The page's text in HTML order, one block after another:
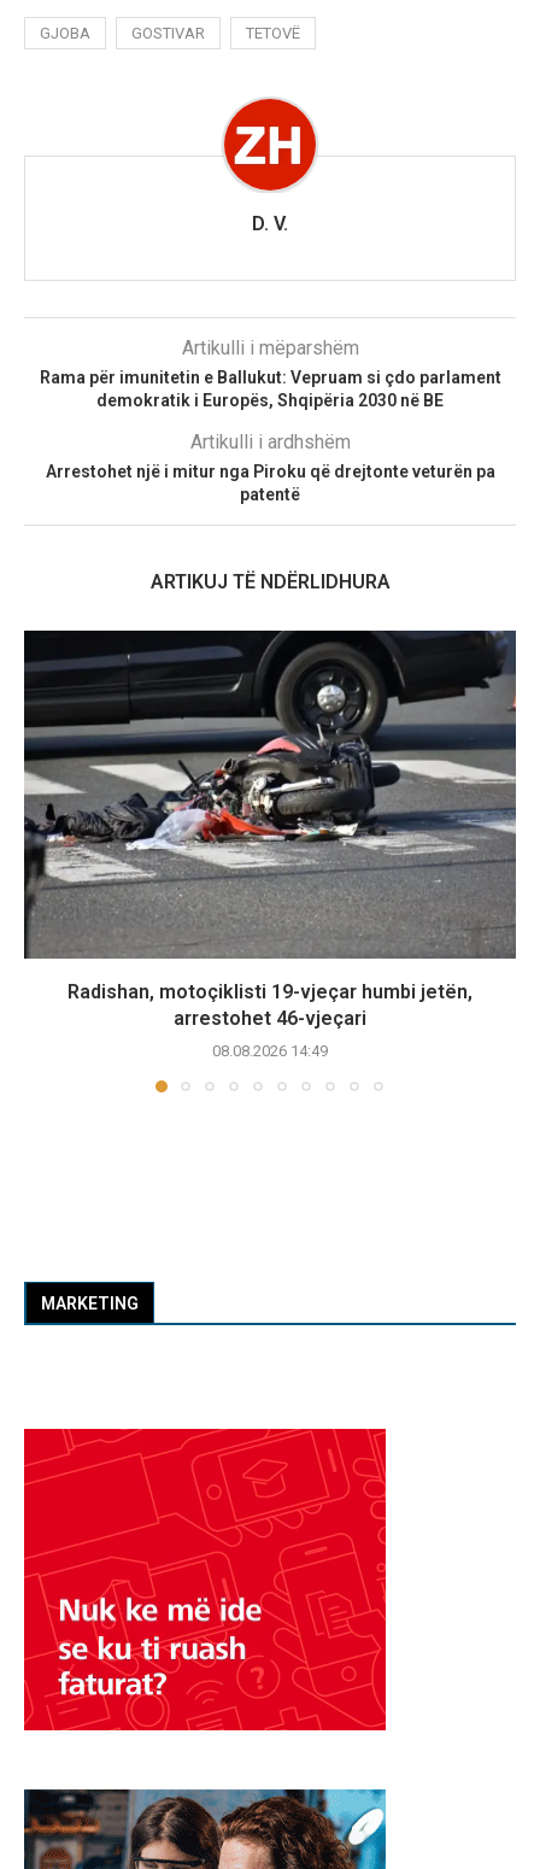
GJOBA GOSTIVAR TETOVË
D. V.
Artikulli i mëparshëm
Rama për imunitetin e Ballukut: Vepruam si çdo parlament
demokratik i Europës, Shqipëria 2030 në BE
Artikulli i ardhshëm
Arrestohet një i mitur nga Piroku që drejtonte veturën pa
patentë
ARTIKUJ TË NDËRLIDHURA
Radishan, motoçiklisti 19-vjeçar humbi jetën,
arrestohet 46-vjeçari
08.08.2026 14:49
MARKETING